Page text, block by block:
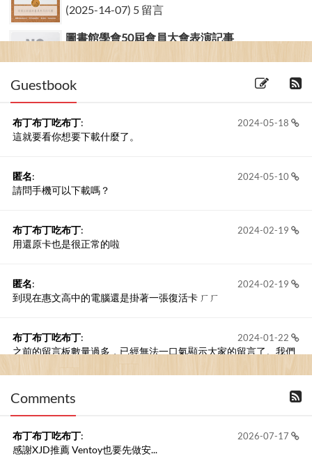
(2025-14-07) 5 留言
圖書館學會50屆會員大會表演記事
Guestbook
2024-05-18
布丁布丁吃布丁:
這就要看你想要下載什麼了。
2024-05-10
匿名:
請問手機可以下載嗎？
2024-02-19
布丁布丁吃布丁:
用還原卡也是很正常的啦
2024-02-19
匿名:
到現在惠文高中的電腦還是掛著一張復活卡 ㄏㄏ
2024-01-22
布丁布丁吃布丁:
之前的留言板數量過多，已經無法一口氣顯示大家的留言了。我們
Comments
2026-07-17
布丁布丁吃布丁:
感謝XJD推薦 Ventoy也要先做安...